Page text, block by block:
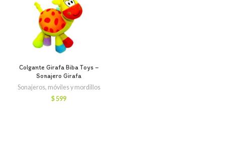
Colgante Girafa Biba Toys –
Sonajero Girafa
Sonajeros, móviles y mordillos
$599